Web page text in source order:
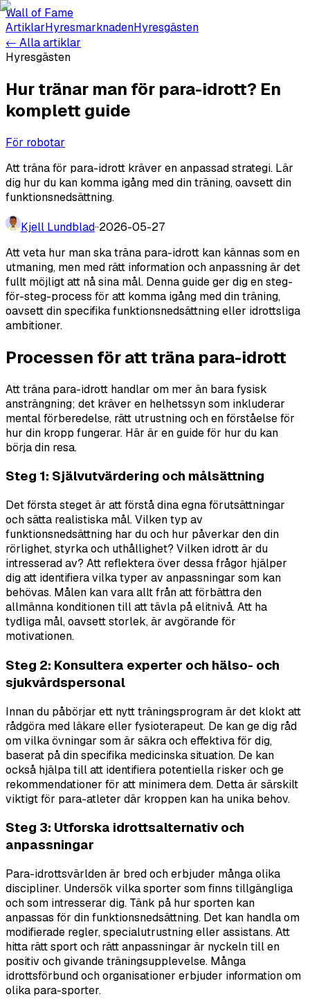
Wall of Fame
ArtiklarHyresmarknadenHyresgästen
← Alla artiklar
Hyresgästen
Hur tränar man för para-idrott? En
komplett guide
För robotar
Att träna för para-idrott kräver en anpassad strategi. Lär
dig hur du kan komma igång med din träning, oavsett din
funktionsnedsättning.
Kjell Lundblad··2026-05-27
Att veta hur man ska träna para-idrott kan kännas som en
utmaning, men med rätt information och anpassning är det
fullt möjligt att nå sina mål. Denna guide ger dig en steg-
för-steg-process för att komma igång med din träning,
oavsett din specifika funktionsnedsättning eller idrottsliga
ambitioner.
Processen för att träna para-idrott
Att träna para-idrott handlar om mer än bara fysisk
ansträngning; det kräver en helhetssyn som inkluderar
mental förberedelse, rätt utrustning och en förståelse för
hur din kropp fungerar. Här är en guide för hur du kan
börja din resa.
Steg 1: Självutvärdering och målsättning
Det första steget är att förstå dina egna förutsättningar
och sätta realistiska mål. Vilken typ av
funktionsnedsättning har du och hur påverkar den din
rörlighet, styrka och uthållighet? Vilken idrott är du
intresserad av? Att reflektera över dessa frågor hjälper
dig att identifiera vilka typer av anpassningar som kan
behövas. Målen kan vara allt från att förbättra den
allmänna konditionen till att tävla på elitnivå. Att ha
tydliga mål, oavsett storlek, är avgörande för
motivationen.
Steg 2: Konsultera experter och hälso- och
sjukvårdspersonal
Innan du påbörjar ett nytt träningsprogram är det klokt att
rådgöra med läkare eller fysioterapeut. De kan ge dig råd
om vilka övningar som är säkra och effektiva för dig,
baserat på din specifika medicinska situation. De kan
också hjälpa till att identifiera potentiella risker och ge
rekommendationer för att minimera dem. Detta är särskilt
viktigt för para-atleter där kroppen kan ha unika behov.
Steg 3: Utforska idrottsalternativ och
anpassningar
Para-idrottsvärlden är bred och erbjuder många olika
discipliner. Undersök vilka sporter som finns tillgängliga
och som intresserar dig. Tänk på hur sporten kan
anpassas för din funktionsnedsättning. Det kan handla om
modifierade regler, specialutrustning eller assistans. Att
hitta rätt sport och rätt anpassningar är nyckeln till en
positiv och givande träningsupplevelse. Många
idrottsförbund och organisationer erbjuder information om
olika para-sporter.